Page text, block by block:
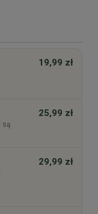
19,99 zł
są
25,99 zł
29,99 zł